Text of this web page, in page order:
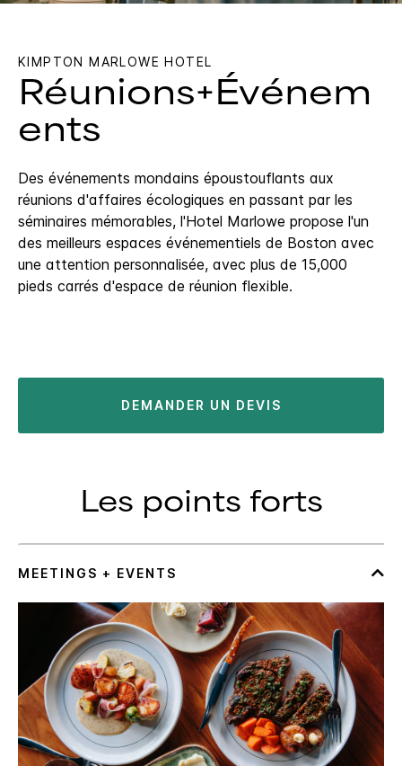
KIMPTON MARLOWE HOTEL
Réunions+Événem
ents
Des événements mondains époustouflants aux
réunions d'affaires écologiques en passant par les
séminaires mémorables, l'Hotel Marlowe propose l'un
des meilleurs espaces événementiels de Boston avec
une attention personnalisée, avec plus de 15,000
pieds carrés d'espace de réunion flexible.
DEMANDER UN DEVIS
Les points forts